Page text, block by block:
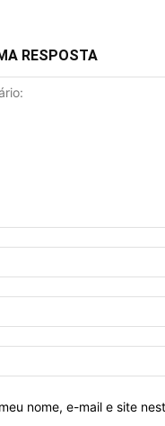
RESPOSTA
nome, e-mail e site